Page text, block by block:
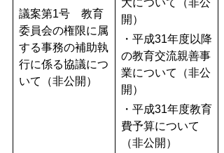
議案第1号 教育
委員会の権限に属
する事務の補助執
行に係る協議につ
いて（非公開）
大について（非公
開）
・平成31年度以降
の教育交流親善事
業について（非公
開）
・平成31年度教育
費予算について
（非公開）